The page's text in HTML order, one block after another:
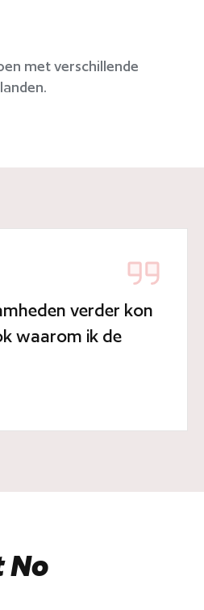
met verschillende
verder kon
waarom ik de
No